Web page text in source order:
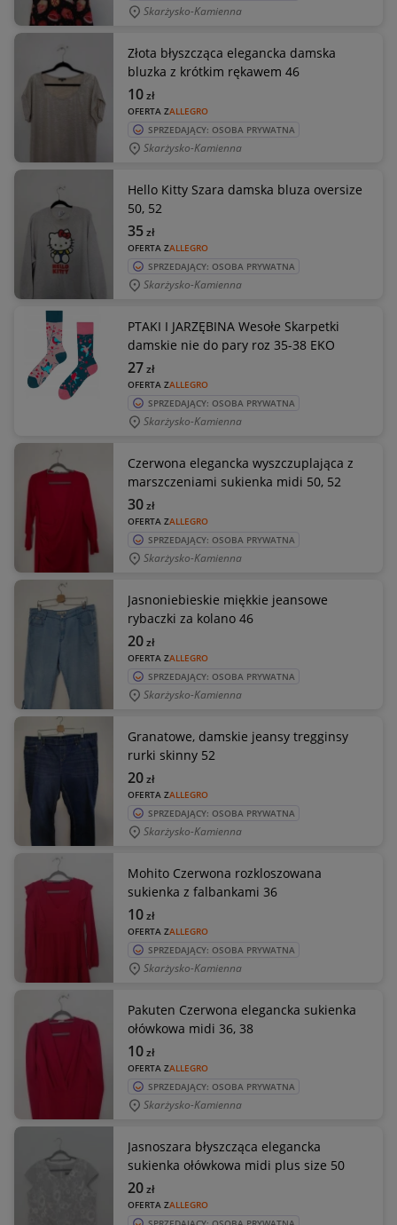
Skarżysko-Kamienna
Złota błyszcząca elegancka damska
bluzka z krótkim rękawem 46
OFERTA ZALLEGRO
10zł
SPRZEDAJĄCY: OSOBA PRYWATNA
Skarżysko-Kamienna
Hello Kitty Szara damska bluza oversize
50, 52
OFERTA ZALLEGRO
35zł
SPRZEDAJĄCY: OSOBA PRYWATNA
Skarżysko-Kamienna
PTAKI I JARZĘBINA Wesołe Skarpetki
damskie nie do pary roz 35-38 EKO
OFERTA ZALLEGRO
27zł
SPRZEDAJĄCY: OSOBA PRYWATNA
Skarżysko-Kamienna
Czerwona elegancka wyszczuplająca z
marszczeniami sukienka midi 50, 52
OFERTA ZALLEGRO
30zł
SPRZEDAJĄCY: OSOBA PRYWATNA
Skarżysko-Kamienna
Jasnoniebieskie miękkie jeansowe
rybaczki za kolano 46
OFERTA ZALLEGRO
20zł
SPRZEDAJĄCY: OSOBA PRYWATNA
Skarżysko-Kamienna
Granatowe, damskie jeansy tregginsy
rurki skinny 52
OFERTA ZALLEGRO
20zł
SPRZEDAJĄCY: OSOBA PRYWATNA
Skarżysko-Kamienna
Mohito Czerwona rozkloszowana
sukienka z falbankami 36
OFERTA ZALLEGRO
10zł
SPRZEDAJĄCY: OSOBA PRYWATNA
Skarżysko-Kamienna
Pakuten Czerwona elegancka sukienka
ołówkowa midi 36, 38
OFERTA ZALLEGRO
10zł
SPRZEDAJĄCY: OSOBA PRYWATNA
Skarżysko-Kamienna
Jasnoszara błyszcząca elegancka
sukienka ołówkowa midi plus size 50
OFERTA ZALLEGRO
20zł